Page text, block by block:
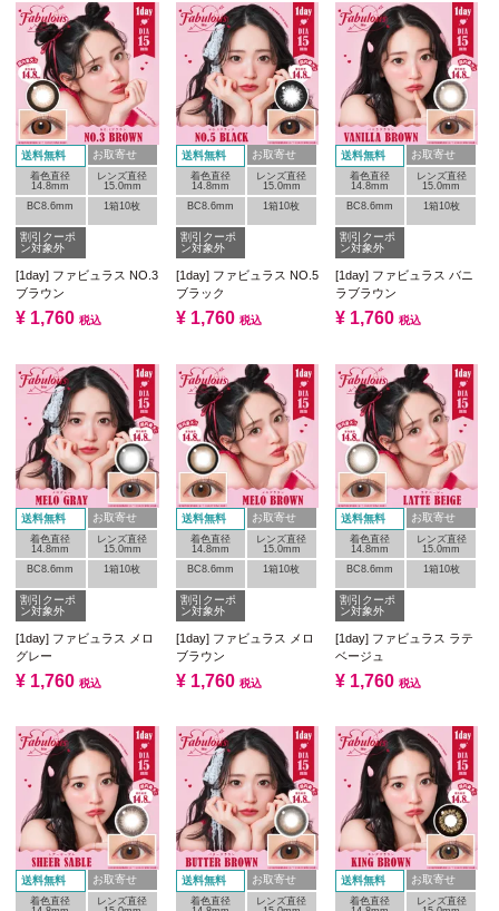
送料無料 お取寄せ
着色直径
14.8mm
レンズ直径
15.0mm
BC8.6mm
1箱10枚
割引クーポ
ン対象外
[1day] ファビュラス NO.3
ブラウン
¥ 1,760 税込
送料無料 お取寄せ
着色直径
14.8mm
レンズ直径
15.0mm
BC8.6mm
1箱10枚
割引クーポ
ン対象外
[1day] ファビュラス NO.5
ブラック
¥ 1,760 税込
送料無料 お取寄せ
着色直径
14.8mm
レンズ直径
15.0mm
BC8.6mm
1箱10枚
割引クーポ
ン対象外
[1day] ファビュラス バニ
ラブラウン
¥ 1,760 税込
送料無料 お取寄せ
着色直径
14.8mm
レンズ直径
15.0mm
BC8.6mm
1箱10枚
割引クーポ
ン対象外
[1day] ファビュラス メロ
グレー
¥ 1,760 税込
送料無料 お取寄せ
着色直径
14.8mm
レンズ直径
15.0mm
BC8.6mm
1箱10枚
割引クーポ
ン対象外
[1day] ファビュラス メロ
ブラウン
¥ 1,760 税込
送料無料 お取寄せ
着色直径
14.8mm
レンズ直径
15.0mm
BC8.6mm
1箱10枚
割引クーポ
ン対象外
[1day] ファビュラス ラテ
ベージュ
¥ 1,760 税込
送料無料 お取寄せ
着色直径
レンズ直径
送料無料 お取寄せ
着色直径
レンズ直径
送料無料 お取寄せ
着色直径
レンズ直径